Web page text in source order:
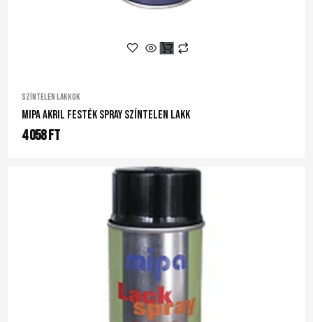
Színtelen lakkok
Mipa Akril Festék Spray Színtelen Lakk
4 058Ft